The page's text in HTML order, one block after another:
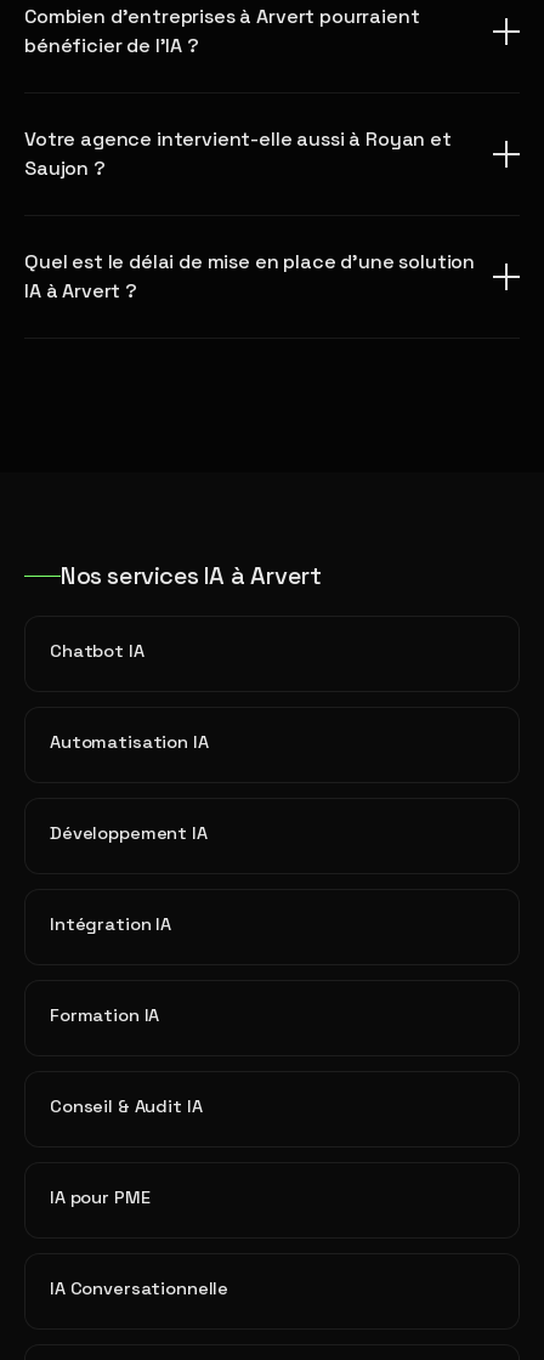
Combien d'entreprises à Arvert pourraient
bénéficier de l'IA ?
Votre agence intervient-elle aussi à Royan et
Saujon ?
Quel est le délai de mise en place d'une solution
IA à Arvert ?
Nos services IA à Arvert
Chatbot IA
Automatisation IA
Développement IA
Intégration IA
Formation IA
Conseil & Audit IA
IA pour PME
IA Conversationnelle